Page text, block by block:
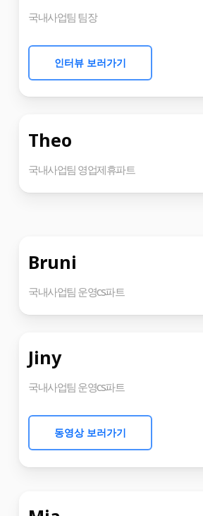
국내사업팀 팀장
인터뷰 보러가기
Theo
국내사업팀 영업제휴파트
Bruni
국내사업팀 운영cs파트
Jiny
국내사업팀 운영cs파트
동영상 보러가기